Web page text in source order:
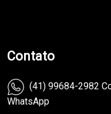
Contato
(41) 99684-2982
WhatsApp